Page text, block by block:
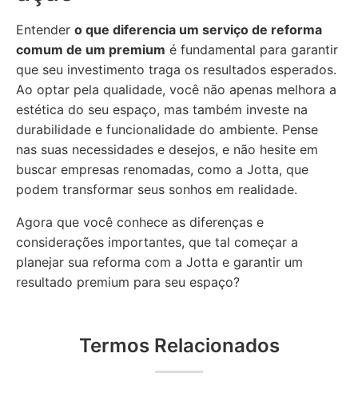
Entender o que diferencia um serviço de reforma
comum de um premium é fundamental para garantir
que seu investimento traga os resultados esperados.
Ao optar pela qualidade, você não apenas melhora a
estética do seu espaço, mas também investe na
durabilidade e funcionalidade do ambiente. Pense
nas suas necessidades e desejos, e não hesite em
buscar empresas renomadas, como a Jotta, que
podem transformar seus sonhos em realidade.
Agora que você conhece as diferenças e
considerações importantes, que tal começar a
planejar sua reforma com a Jotta e garantir um
resultado premium para seu espaço?
Termos Relacionados